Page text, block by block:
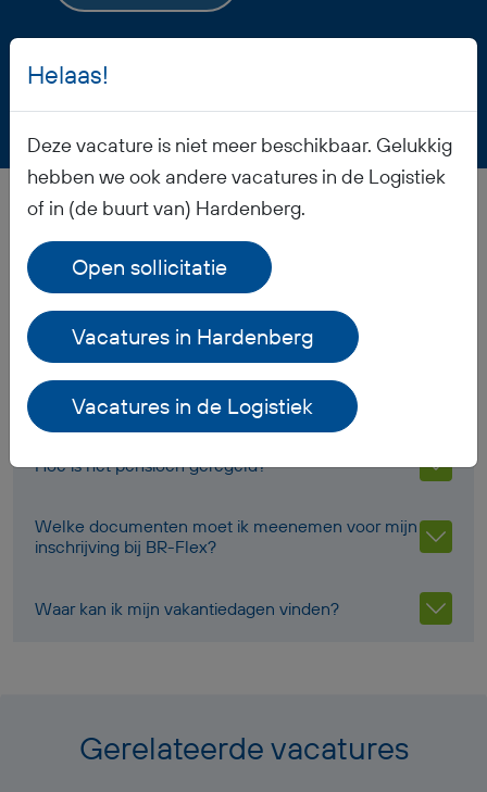
Veelgestelde vragen
Wanneer ontvang ik mijn salaris?
Ontvang ik werkkleding?
Hoe is het pensioen geregeld?
Welke documenten moet ik meenemen voor mijn
inschrijving bij BR-Flex?
Waar kan ik mijn vakantiedagen vinden?
Gerelateerde vacatures
Helaas!
Deze vacature is niet meer beschikbaar. Gelukkig
hebben we ook andere vacatures in de Logistiek
of in (de buurt van) Hardenberg.
Open sollicitatie
Vacatures in Hardenberg
Vacatures in de Logistiek